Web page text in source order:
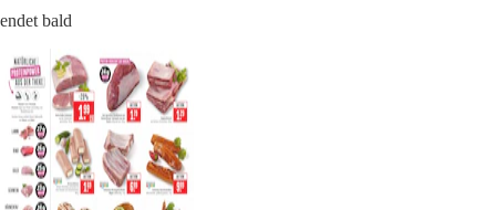
endet bald